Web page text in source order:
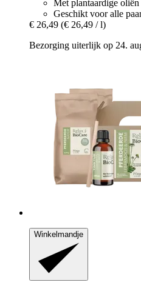
Met plantaardige oliën
Geschikt voor alle
€ 26,49 (€ 26,49 / l)
Bezorging uiterlijk op 24.
Winkelmandje